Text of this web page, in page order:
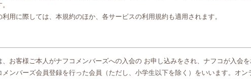
用に際しては、本規約のほか、各サービスの利用規約も適用されます。
、お客様ご本人がナフコメンバーズへの入会の お申し込みをされ、ナフコが入会
メンバーズ会員登録を行った会員（ただし、小学生以下を除く）をいいます。オン